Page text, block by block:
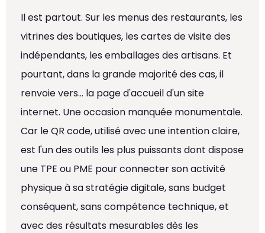
Il est partout. Sur les menus des restaurants, les
vitrines des boutiques, les cartes de visite des
indépendants, les emballages des artisans. Et
pourtant, dans la grande majorité des cas, il
renvoie vers… la page d'accueil d'un site
internet. Une occasion manquée monumentale.
Car le QR code, utilisé avec une intention claire,
est l'un des outils les plus puissants dont dispose
une TPE ou PME pour connecter son activité
physique à sa stratégie digitale, sans budget
conséquent, sans compétence technique, et
avec des résultats mesurables dès les